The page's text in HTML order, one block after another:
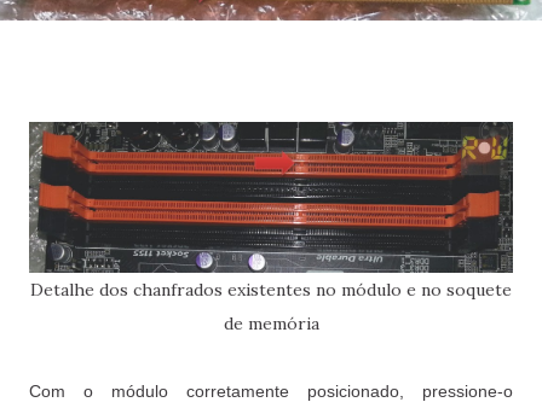
Detalhe dos chanfrados existentes no módulo e no soquete
de memória
Com o módulo corretamente posicionado, pressione-o